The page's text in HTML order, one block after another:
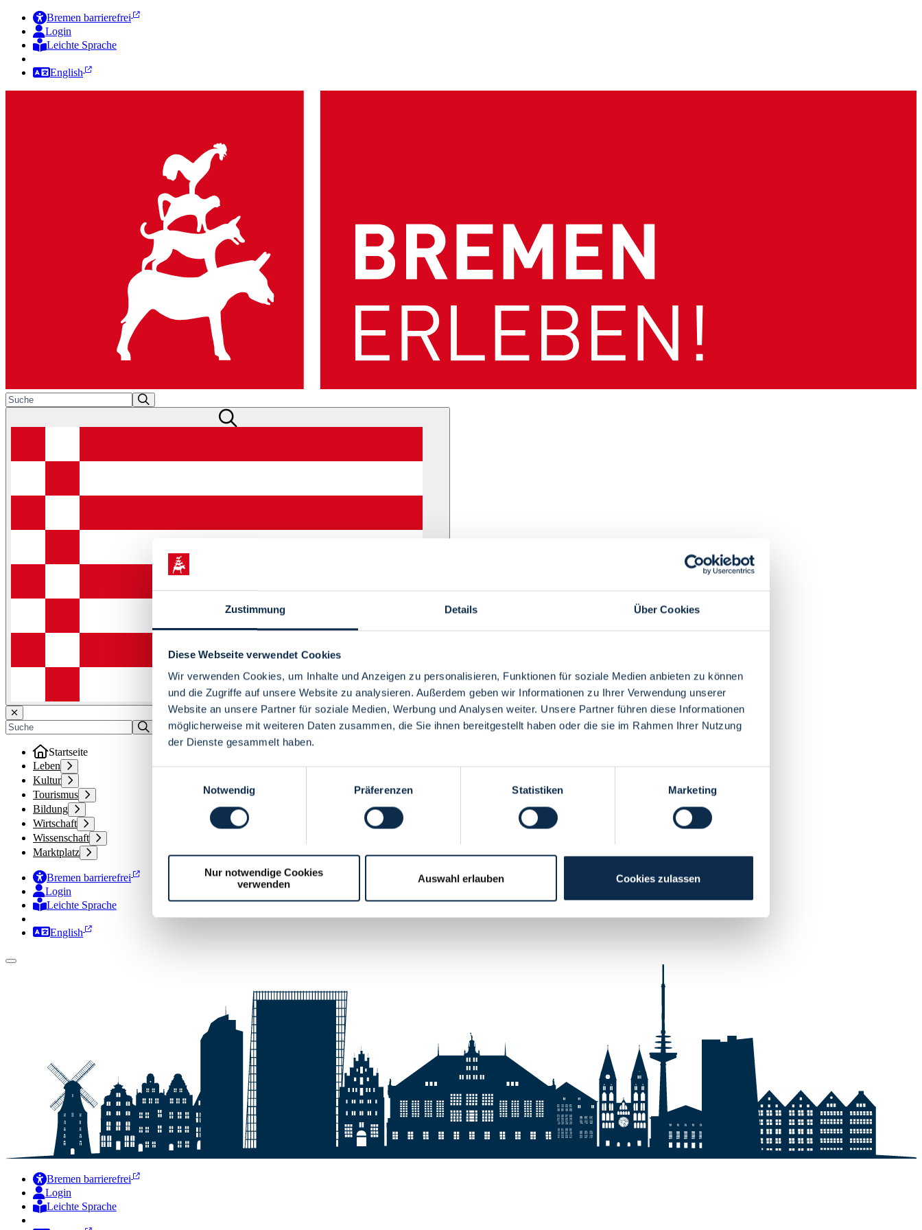
Zustimmung Details Über Cookies
Diese Webseite verwendet Cookies
Wir verwenden Cookies, um Inhalte und Anzeigen zu personalisieren, Funktionen für soziale Medien anbieten zu können
und die Zugriffe auf unsere Website zu analysieren. Außerdem geben wir Informationen zu Ihrer Verwendung unserer
Website an unsere Partner für soziale Medien, Werbung und Analysen weiter. Unsere Partner führen diese Informationen
möglicherweise mit weiteren Daten zusammen, die Sie ihnen bereitgestellt haben oder die sie im Rahmen Ihrer Nutzung
der Dienste gesammelt haben.
Notwendig
Präferenzen Statistiken Marketing
Nur notwendige Cookies
verwenden
Auswahl erlauben Cookies zulassen
Bremen barrierefrei
Login
Leichte Sprache
English
Menü
Startseite
Leben
Kultur
Tourismus
Bildung
Wirtschaft
Wissenschaft
Marktplatz
Bremen barrierefrei
Login
Leichte Sprache
Zur Deutschen Gebärdensprache
English
Bremen barrierefrei
Login
Leichte Sprache